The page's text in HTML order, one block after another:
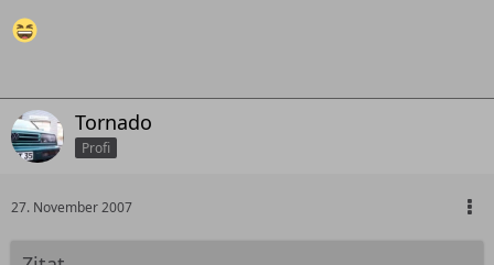
Tornado
Profi
27. November 2007